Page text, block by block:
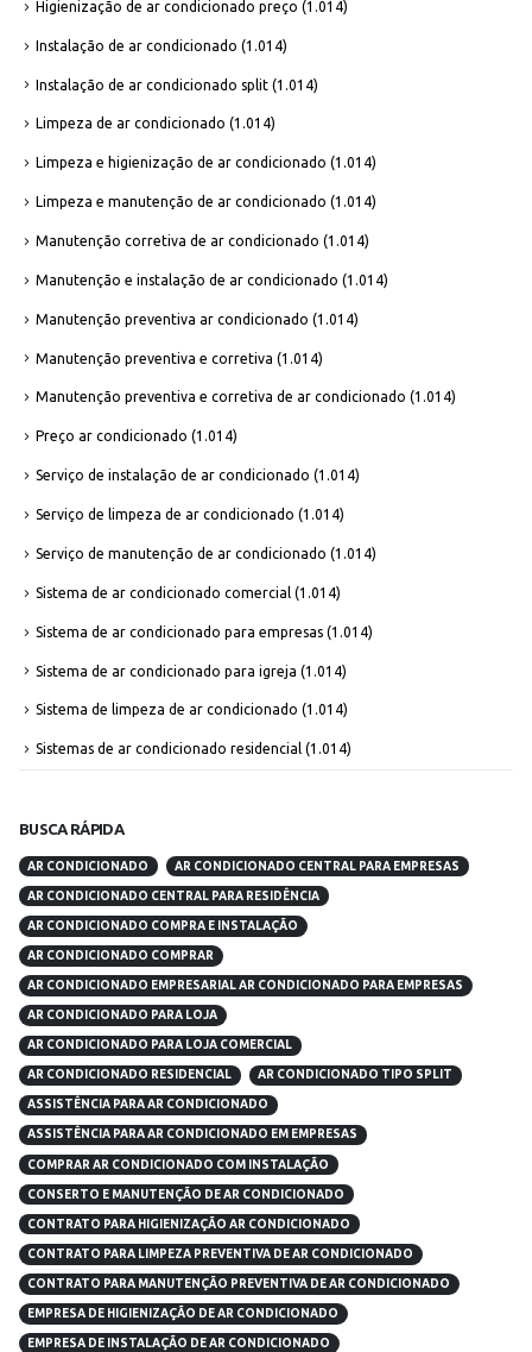
Higienização de ar condicionado preço (1.014)
Instalação de ar condicionado (1.014)
Instalação de ar condicionado split (1.014)
Limpeza de ar condicionado (1.014)
Limpeza e higienização de ar condicionado (1.014)
Limpeza e manutenção de ar condicionado (1.014)
Manutenção corretiva de ar condicionado (1.014)
Manutenção e instalação de ar condicionado (1.014)
Manutenção preventiva ar condicionado (1.014)
Manutenção preventiva e corretiva (1.014)
Manutenção preventiva e corretiva de ar condicionado (1.014)
Preço ar condicionado (1.014)
Serviço de instalação de ar condicionado (1.014)
Serviço de limpeza de ar condicionado (1.014)
Serviço de manutenção de ar condicionado (1.014)
Sistema de ar condicionado comercial (1.014)
Sistema de ar condicionado para empresas (1.014)
Sistema de ar condicionado para igreja (1.014)
Sistema de limpeza de ar condicionado (1.014)
Sistemas de ar condicionado residencial (1.014)
BUSCA RÁPIDA
AR CONDICIONADO AR CONDICIONADO CENTRAL PARA EMPRESAS
AR CONDICIONADO CENTRAL PARA RESIDÊNCIA
AR CONDICIONADO COMPRA E INSTALAÇÃO
AR CONDICIONADO COMPRAR
AR CONDICIONADO EMPRESARIAL AR CONDICIONADO PARA EMPRESAS
AR CONDICIONADO PARA LOJA
AR CONDICIONADO PARA LOJA COMERCIAL
AR CONDICIONADO RESIDENCIAL AR CONDICIONADO TIPO SPLIT
ASSISTÊNCIA PARA AR CONDICIONADO
ASSISTÊNCIA PARA AR CONDICIONADO EM EMPRESAS
COMPRAR AR CONDICIONADO COM INSTALAÇÃO
CONSERTO E MANUTENÇÃO DE AR CONDICIONADO
CONTRATO PARA HIGIENIZAÇÃO AR CONDICIONADO
CONTRATO PARA LIMPEZA PREVENTIVA DE AR CONDICIONADO
CONTRATO PARA MANUTENÇÃO PREVENTIVA DE AR CONDICIONADO
EMPRESA DE HIGIENIZAÇÃO DE AR CONDICIONADO
EMPRESA DE INSTALAÇÃO DE AR CONDICIONADO